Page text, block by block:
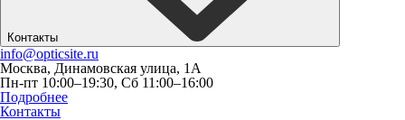
Контакты
info@opticsite.ru
Москва, Динамовская улица, 1А
Пн-пт 10:00–19:30, Сб 11:00–16:00
Подробнее
Контакты